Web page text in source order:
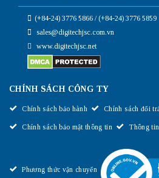
(+84-24) 3776 5866 / (+84-24) 3776 5859
sales@digitechjsc.com.vn
www.digitechjsc.net
CHÍNH SÁCH CÔNG TY
Chính sách bảo hành Chính sách đổi
Chính sách bảo mật thông tin Thông
Phương thức vận chuyển